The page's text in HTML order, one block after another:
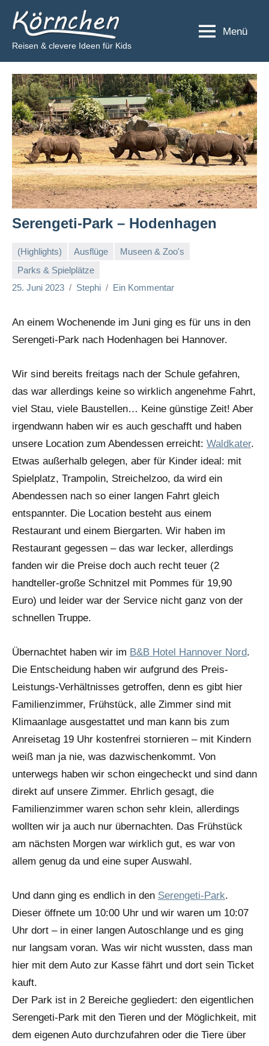
Inhalt
springen
Körnchen
Reisen & clevere Ideen für Kids
Menü
Serengeti-Park – Hodenhagen
(Highlights) Ausflüge
Museen & Zoo's
Parks & Spielplätze
25. Juni 2023
Stephi Ein Kommentar
An einem Wochenende im Juni ging es für uns in den
Serengeti-Park nach Hodenhagen bei Hannover.
Wir sind bereits freitags nach der Schule gefahren,
das war allerdings keine so wirklich angenehme Fahrt,
viel Stau, viele Baustellen… Keine günstige Zeit! Aber
irgendwann haben wir es auch geschafft und haben
unsere Location zum Abendessen erreicht: Waldkater.
Etwas außerhalb gelegen, aber für Kinder ideal: mit
Spielplatz, Trampolin, Streichelzoo, da wird ein
Abendessen nach so einer langen Fahrt gleich
entspannter. Die Location besteht aus einem
Restaurant und einem Biergarten. Wir haben im
Restaurant gegessen – das war lecker, allerdings
fanden wir die Preise doch auch recht teuer (2
handteller-große Schnitzel mit Pommes für 19,90
Euro) und leider war der Service nicht ganz von der
schnellen Truppe.
Übernachtet haben wir im B&B Hotel Hannover Nord.
Die Entscheidung haben wir aufgrund des Preis-
Leistungs-Verhältnisses getroffen, denn es gibt hier
Familienzimmer, Frühstück, alle Zimmer sind mit
Klimaanlage ausgestattet und man kann bis zum
Anreisetag 19 Uhr kostenfrei stornieren – mit Kindern
weiß man ja nie, was dazwischenkommt. Von
unterwegs haben wir schon eingecheckt und sind dann
direkt auf unsere Zimmer. Ehrlich gesagt, die
Familienzimmer waren schon sehr klein, allerdings
wollten wir ja auch nur übernachten. Das Frühstück
am nächsten Morgen war wirklich gut, es war von
allem genug da und eine super Auswahl.
Und dann ging es endlich in den Serengeti-Park.
Dieser öffnete um 10:00 Uhr und wir waren um 10:07
Uhr dort – in einer langen Autoschlange und es ging
nur langsam voran. Was wir nicht wussten, dass man
hier mit dem Auto zur Kasse fährt und dort sein Ticket
kauft.
Der Park ist in 2 Bereiche gegliedert: den eigentlichen
Serengeti-Park mit den Tieren und der Möglichkeit, mit
dem eigenen Auto durchzufahren oder die Tiere über